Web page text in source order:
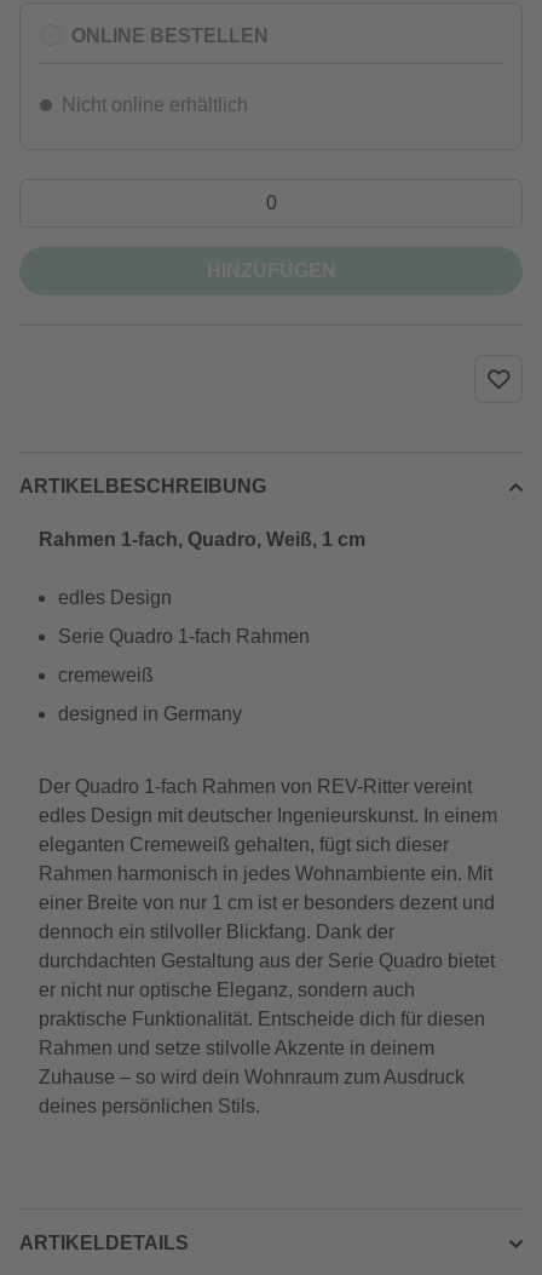
ONLINE BESTELLEN
Nicht online erhältlich
ARTIKELBESCHREIBUNG
Rahmen 1-fach, Quadro, Weiß, 1 cm
edles Design
Serie Quadro 1-fach Rahmen
cremeweiß
designed in Germany
Der Quadro 1-fach Rahmen von REV-Ritter vereint
edles Design mit deutscher Ingenieurskunst. In einem
eleganten Cremeweiß gehalten, fügt sich dieser
Rahmen harmonisch in jedes Wohnambiente ein. Mit
einer Breite von nur 1 cm ist er besonders dezent und
dennoch ein stilvoller Blickfang. Dank der
durchdachten Gestaltung aus der Serie Quadro bietet
er nicht nur optische Eleganz, sondern auch
praktische Funktionalität. Entscheide dich für diesen
Rahmen und setze stilvolle Akzente in deinem
Zuhause – so wird dein Wohnraum zum Ausdruck
deines persönlichen Stils.
ARTIKELDETAILS